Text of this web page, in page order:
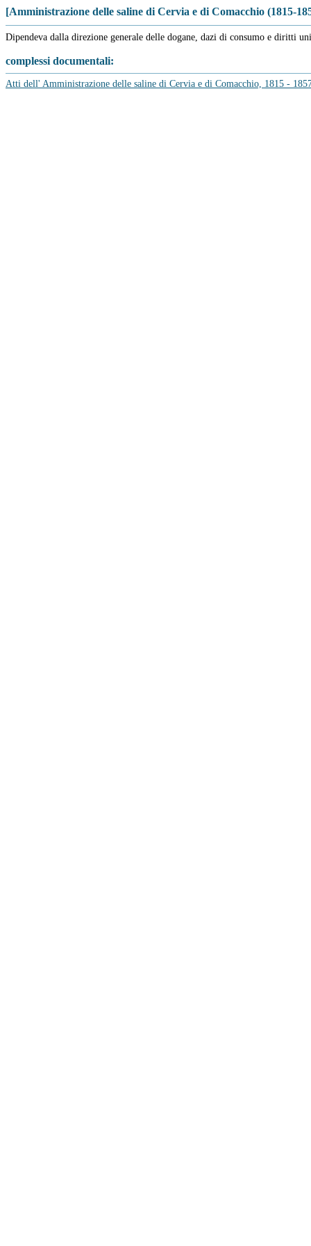
[Amministrazione delle saline di Cervia e di Comacchio (1815-
Dipendeva dalla direzione generale delle dogane, dazi di consumo e diritti
complessi documentali:
Atti dell' Amministrazione delle saline di Cervia e di Comacchio, 1815 -